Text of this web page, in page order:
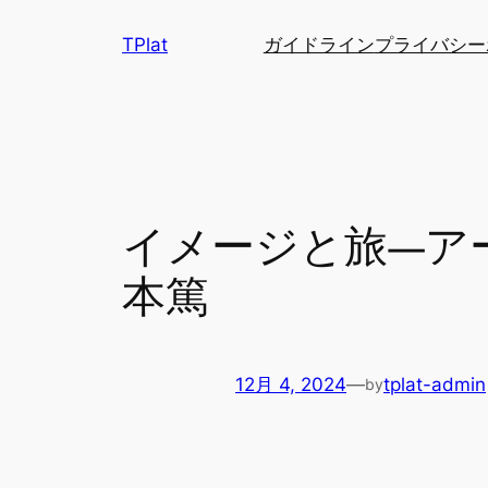
TPlat ガイドラインプライバシ
イメージと旅―ア
本篤
12月 4, 2024—bytplat-admin